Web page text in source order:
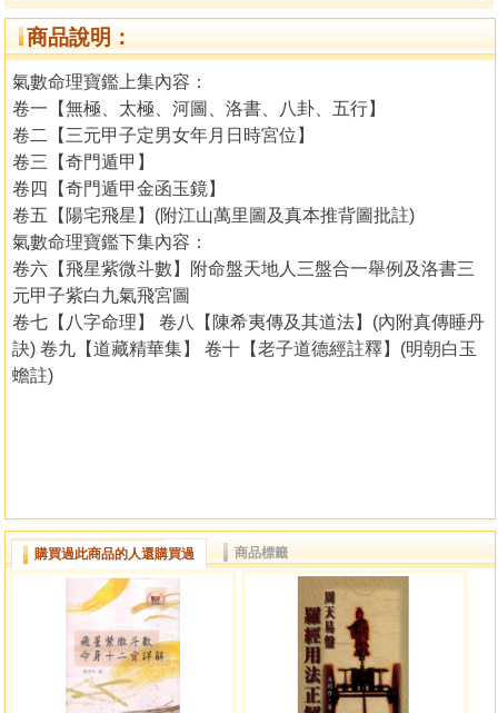
商品說明：
氣數命理寶鑑上集內容：
卷一【無極、太極、河圖、洛書、八卦、五行】
卷二【三元甲子定男女年月日時宮位】
卷三【奇門遁甲】
卷四【奇門遁甲金函玉鏡】
卷五【陽宅飛星】(附江山萬里圖及真本推背圖批註)
氣數命理寶鑑下集內容：
卷六【飛星紫微斗數】附命盤天地人三盤合一舉例及洛書三
元甲子紫白九氣飛宮圖
卷七【八字命理】 卷八【陳希夷傳及其道法】(內附真傳睡丹
訣) 卷九【道藏精華集】 卷十【老子道德經註釋】(明朝白玉
蟾註)
購買過此商品的人還購買過 商品標籤